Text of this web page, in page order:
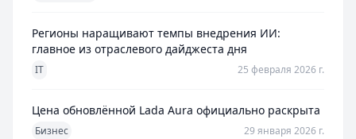
Регионы наращивают темпы внедрения ИИ:
главное из отраслевого дайджеста дня
IT 25 февраля 2026 г.
Цена обновлённой Lada Aura официально раскрыта
Бизнес 29 января 2026 г.